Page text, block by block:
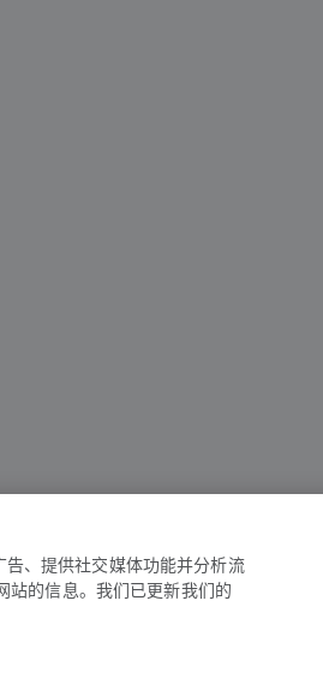
、提供社交媒体功能并分析流
站的信息。我们已更新我们的